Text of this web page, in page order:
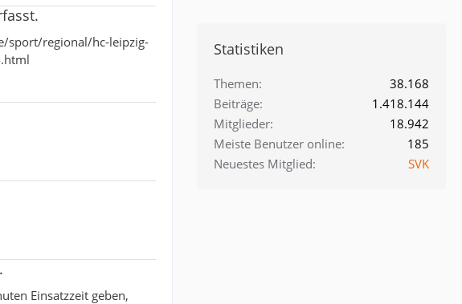
sport/regional/hc-leipzig-
Einsatzzeit geben,
Statistiken
Themen
38.168
Beiträge
1.418.144
Mitglieder
18.942
Meiste Benutzer online
185
Neuestes Mitglied
SVK